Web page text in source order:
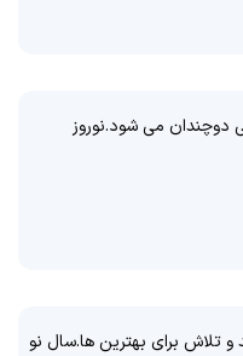
دوچندان می شود.نوروز
و تلاش برای بهترین ها.سال نو